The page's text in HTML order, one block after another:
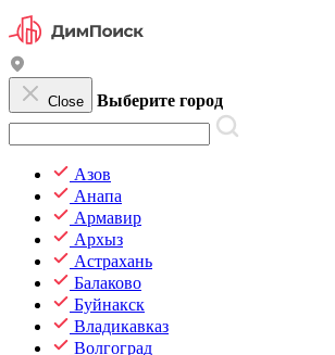
Close Выберите город
Азов
Анапа
Армавир
Архыз
Астрахань
Балаково
Буйнакск
Владикавказ
Волгоград